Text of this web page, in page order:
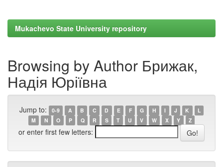
Mukachevo State University repository
Browsing by Author Брижак,
Надія Юріївна
Jump to: 0-9 A B C D E F G H I J K
L
M
N O P Q R S T U V W X Y Z
or enter first few letters: